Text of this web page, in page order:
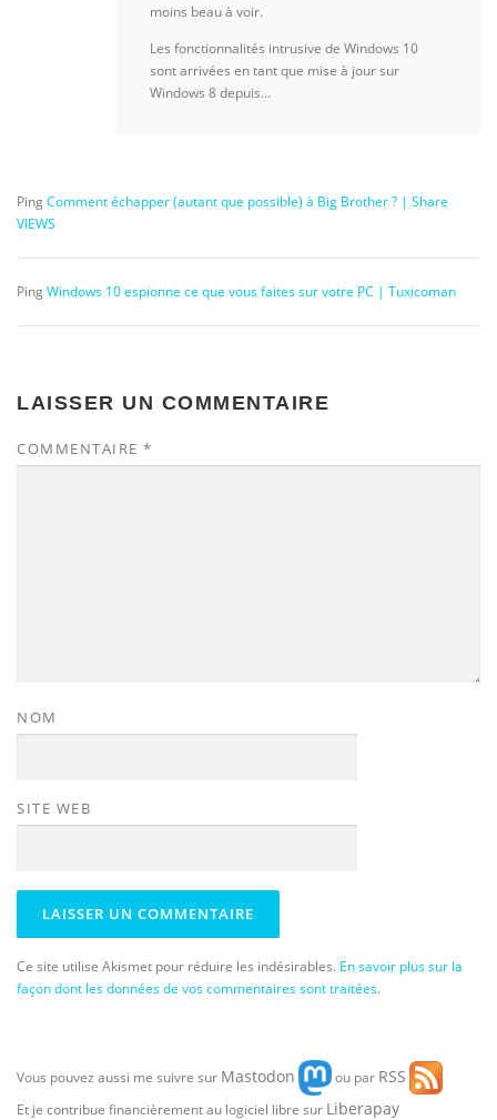
moins beau à voir.
Les fonctionnalités intrusive de Windows 10
sont arrivées en tant que mise à jour sur
Windows 8 depuis…
PingComment échapper (autant que possible) à Big Brother ? | Share
VIEWS
PingWindows 10 espionne ce que vous faites sur votre PC | Tuxicoman
LAISSER UN COMMENTAIRE
COMMENTAIRE *
NOM
SITE WEB
Ce site utilise Akismet pour réduire les indésirables. En savoir plus sur la
façon dont les données de vos commentaires sont traitées.
Vous pouvez aussi me suivre sur Mastodon ou par RSS
Et je contribue financièrement au logiciel libre sur Liberapay